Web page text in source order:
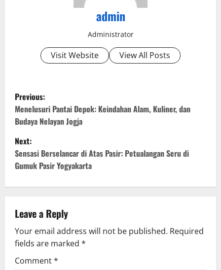
admin
Administrator
Visit Website View All Posts
P
o
s
t
n
v
i
g
Previous:
Menelusuri Pantai Depok: Keindahan Alam, Kuliner, dan
Budaya Nelayan Jogja
Next:
Sensasi Berselancar di Atas Pasir: Petualangan Seru di
Gumuk Pasir Yogyakarta
Leave a Reply
Your email address will not be published. Required
fields are marked *
Comment*